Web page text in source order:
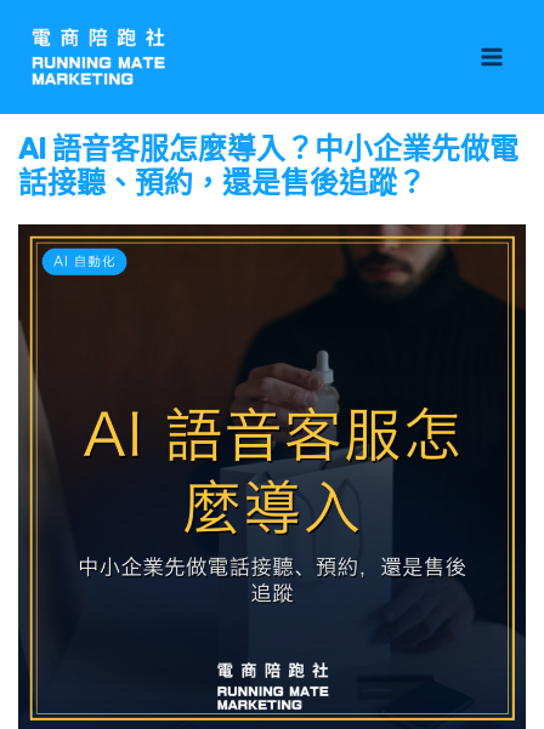
要
內AI 語音客服怎麼導入？中小企業先做電
話接聽、預約，還是售後追蹤？